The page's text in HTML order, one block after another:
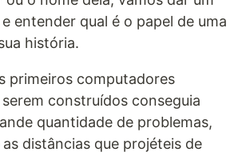
entender qual é o papel de uma
história.
primeiros computadores
construídos conseguia
quantidade de problemas,
distâncias que projéteis de